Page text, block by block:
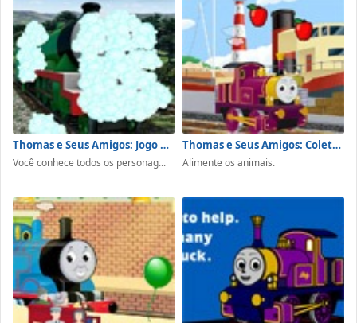
Thomas e Seus Amigos: Jogo de Adivinhação
Você conhece todos os personag...
Thomas e Seus Amigos: Colete as Frutas
Alimente os animais.